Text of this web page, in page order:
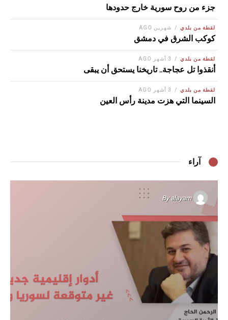
جزء من روح سورية خارج حدودها
لقطة من بلدي شهرين AGO
كوكب الشرق في دمشق
لقطة من بلدي
أنقذوا تل عجاجة.. تاريخنا يستحق أن يبقى
لقطة من بلدي
السينما التي هزت مدينة رأس العين
آراء
Byalayam